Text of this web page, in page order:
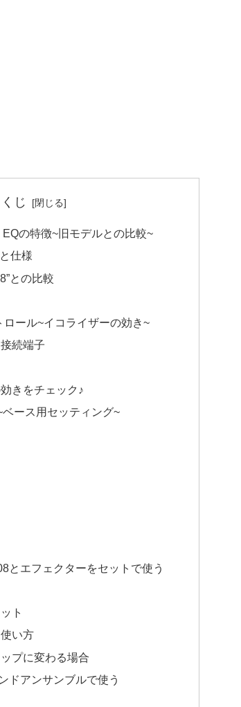
じ
の特徴~旧モデルとの比較~
仕様
との比較
ール~イコライザーの効き~
続端子
きをチェック♪
ース用セッティング~
とエフェクターをセットで使う
ト
い方
プに変わる場合
ドアンサンブルで使う